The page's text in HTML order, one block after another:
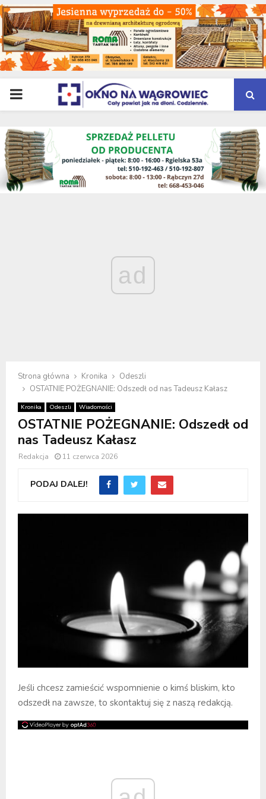
PRIMARY
MENU
ad
Strona główna Kronika
Odeszli
OSTATNIE POŻEGNANIE: Odszedł od nas Tadeusz Kałasz
Kronika Odeszli Wiadomości
OSTATNIE POŻEGNANIE: Odszedł od
nas Tadeusz Kałasz
Redakcja 11 czerwca 2026
PODAJ DALEJ!
Jeśli chcesz zamieścić wspomnienie o kimś bliskim, kto
odszedł na zawsze, to skontaktuj się z naszą redakcją.